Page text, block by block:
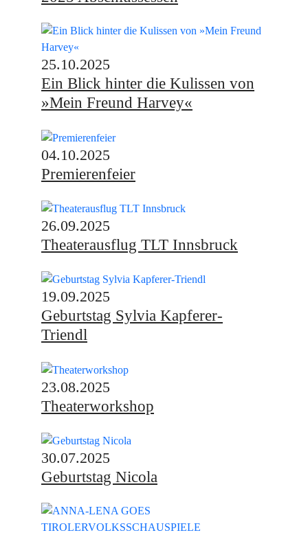
25.10.2025
Ein Blick hinter die Kulissen von
»Mein Freund Harvey«
04.10.2025
Premierenfeier
26.09.2025
Theaterausflug TLT Innsbruck
19.09.2025
Geburtstag Sylvia Kapferer-
Triendl
23.08.2025
Theaterworkshop
30.07.2025
Geburtstag Nicola